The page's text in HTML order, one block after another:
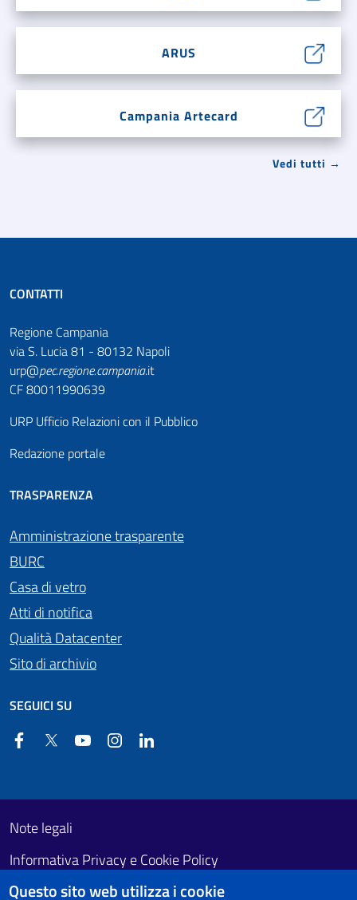
ARUS
Campania Artecard
Vedi tutti →
CONTATTI
Regione Campania
via S. Lucia 81 - 80132 Napoli
urp@pec.regione.campania.it
CF 80011990639
URP Ufficio Relazioni con il Pubblico
Redazione portale
TRASPARENZA
Amministrazione trasparente
BURC
Casa di vetro
Atti di notifica
Qualità Datacenter
Sito di archivio
SEGUICI SU
FacebookTwitter YouTube Instagram
Footer First
Useful links section
Note legali
Informativa Privacy e Cookie Policy
Obiettivi di accessibilità
Questo sito web utilizza i cookie